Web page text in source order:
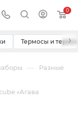
0
Термосы и ›
— Разные
«Агава